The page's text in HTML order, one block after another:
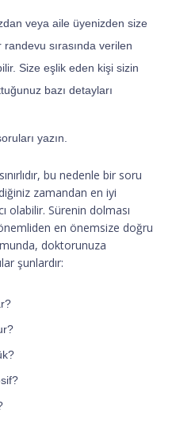
veya aile üyenizden size
sırasında verilen
Size eşlik eden kişi sizin
bazı detayları
yazın.
bu nedenle bir soru
zamandan en iyi
olabilir. Sürenin dolması
en önemsize doğru
doktorunuza
şunlardır: